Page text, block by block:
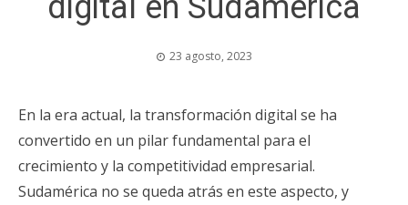
23 agosto, 2023
En la era actual, la transformación digital se ha
convertido en un pilar fundamental para el
crecimiento y la competitividad empresarial.
Sudamérica no se queda atrás en este aspecto, y